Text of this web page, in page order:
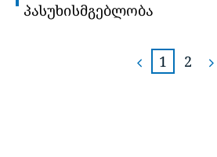
ᲞᲐᲡᲣᲮᲘᲡᲛᲒᲔᲑᲚᲝᲑᲐ
1 2